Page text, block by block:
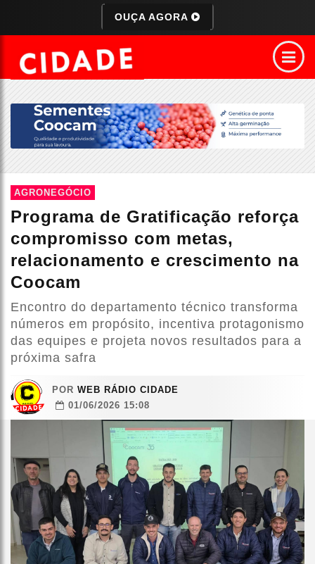
OUÇA AGORA
AGRONEGÓCIO
Programa de Gratificação reforça
compromisso com metas,
relacionamento e crescimento na
Coocam
Encontro do departamento técnico transforma
números em propósito, incentiva protagonismo
das equipes e projeta novos resultados para a
próxima safra
POR WEB RÁDIO CIDADE
01/06/2026 15:08